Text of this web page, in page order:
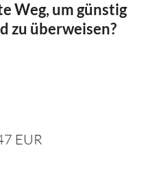
Weg, um günstig
zu überweisen?
EUR